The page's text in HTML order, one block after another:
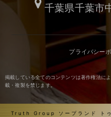
千葉県千葉市
プライバシー
掲載している全てのコンテンツは著作権法に
載・複製を禁じます。
Truth Group ソープランド ト